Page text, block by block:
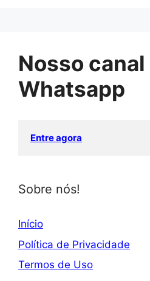
Nosso canal
Whatsapp
Entre agora
Sobre nós!
Início
Política de Privacidade
Termos de Uso